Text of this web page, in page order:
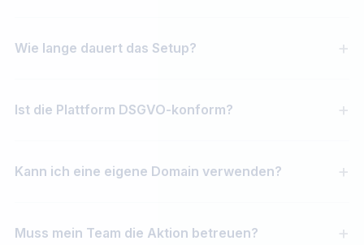
Wie lange dauert das Setup?
Ist die Plattform DSGVO-konform?
Kann ich eine eigene Domain verwenden?
Muss mein Team die Aktion betreuen?